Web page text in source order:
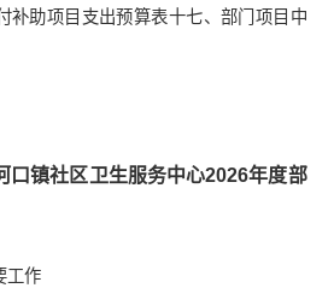
补助项目支出预算表十七、部门项目中
口镇社区卫生服务中心2026年度部
工作